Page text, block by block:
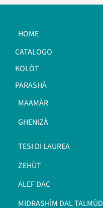
HOME
CATALOGO
KOLÒT
PARASHÀ
MAAMÀR
GHENIZÀ
TESI DI LAUREA
ZEHÙT
ALEF DAC
MIDRASHÌM DAL TALMÙD